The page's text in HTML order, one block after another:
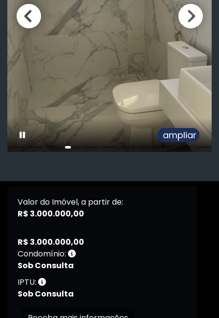
ampliar
Valor do Imóvel, a partir de:
R$ 3.000.000,00
R$ 3.000.000,00
Condomínio:
Sob Consulta
IPTU:
Sob Consulta